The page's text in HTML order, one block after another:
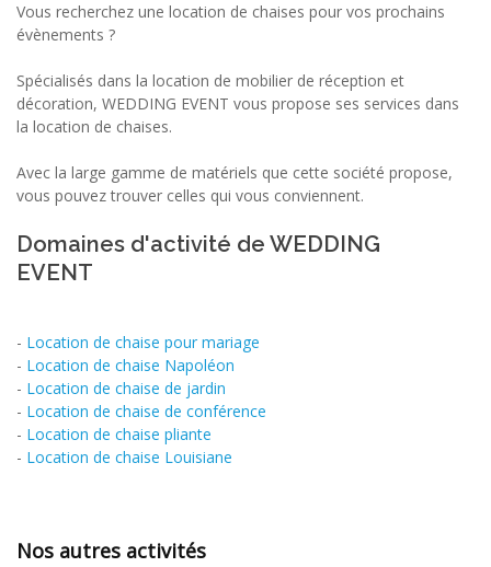
Vous recherchez une location de chaises pour vos prochains
évènements ?
Spécialisés dans la location de mobilier de réception et
décoration, WEDDING EVENT vous propose ses services dans
la location de chaises.
Avec la large gamme de matériels que cette société propose,
vous pouvez trouver celles qui vous conviennent.
Domaines d'activité de WEDDING
EVENT
- Location de chaise pour mariage
- Location de chaise Napoléon
- Location de chaise de jardin
- Location de chaise de conférence
- Location de chaise pliante
- Location de chaise Louisiane
Nos autres activités